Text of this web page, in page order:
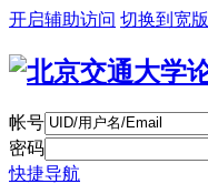
开启辅助访问 切换到宽版
帐号
密码
快捷导航